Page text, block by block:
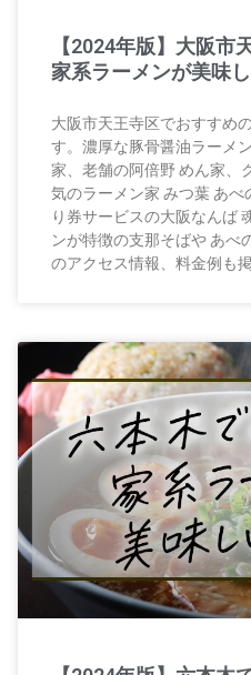
【2024年版】大阪市
家系ラーメンが美味
大阪市天王寺区でおすすめ
す。濃厚な豚骨醤油ラーメ
家、老舗の阿倍野 めん家、
気のラーメン家 みつ葉 あべ
り券サービスの大阪なんば
ンが特徴の支那そばや あべ
のアクセス情報、料金例も